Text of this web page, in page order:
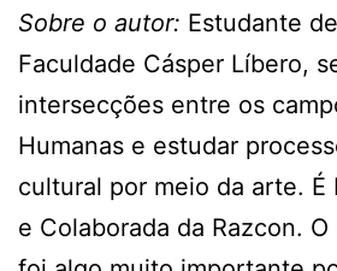
Sobre o autor: Estudante
Faculdade Cásper Líbero,
intersecções entre os
Humanas e estudar
cultural por meio da arte. É
e Colaborada da Razcon.